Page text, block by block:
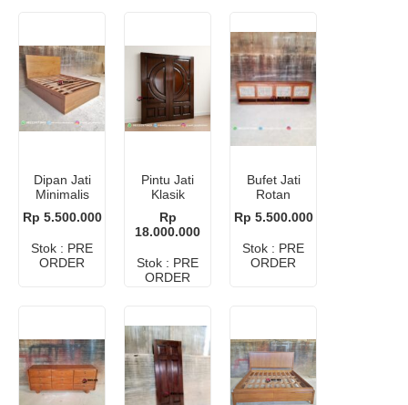
Dipan Jati
Minimalis
Rp 5.500.000
Stok : PRE
ORDER
Pintu Jati
Klasik
Rp
18.000.000
Stok : PRE
ORDER
Bufet Jati
Rotan
Rp 5.500.000
Stok : PRE
ORDER